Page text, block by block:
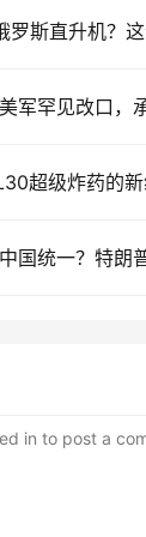
罗斯直升机？
超级炸药的新
in to post a